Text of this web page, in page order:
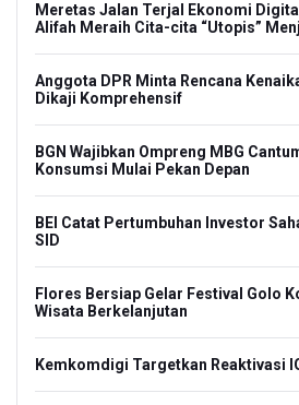
Meretas Jalan Terjal Ekonomi
Alifah Meraih Cita-cita “Utopis”
Anggota DPR Minta Rencana
Dikaji Komprehensif
BGN Wajibkan Ompreng MBG
Konsumsi Mulai Pekan Depan
BEI Catat Pertumbuhan Investor
SID
Flores Bersiap Gelar Festival Golo
Wisata Berkelanjutan
Kemkomdigi Targetkan Reaktivasi